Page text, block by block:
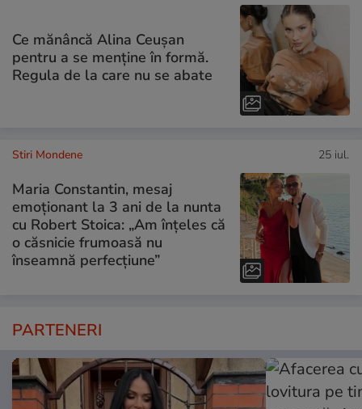
Ce mănâncă Alina Ceușan
pentru a se menține în formă.
Regula de la care nu se abate
Stiri Mondene 25 iul.
Maria Constantin, mesaj
emoționant la 3 ani de la nunta
cu Robert Stoica: „Am înțeles că
o căsnicie frumoasă nu
înseamnă perfecțiune”
PARTENERI